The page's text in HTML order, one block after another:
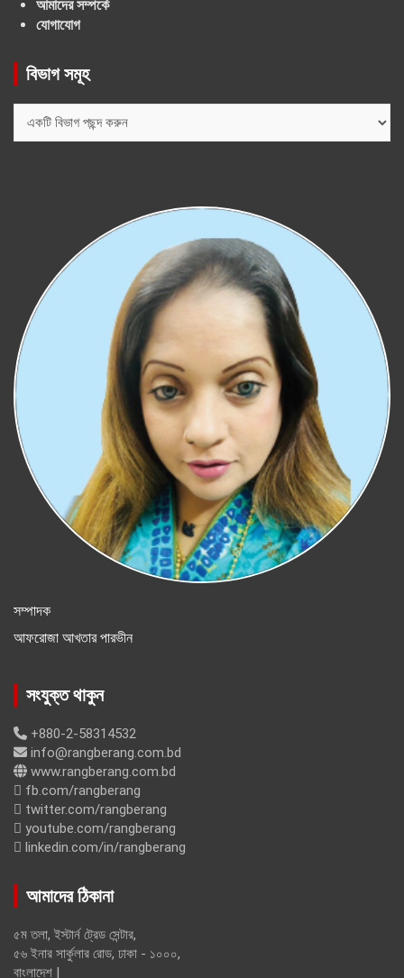
আমাদের সম্পর্কে
যোগাযোগ
বিভাগ সমূহ
সম্পাদক
আফরোজা আখতার পারভীন
সংযুক্ত থাকুন
+880-2-58314532
info@rangberang.com.bd
www.rangberang.com.bd
fb.com/rangberang
twitter.com/rangberang
youtube.com/rangberang
linkedin.com/in/rangberang
আমাদের ঠিকানা
৫ম তলা, ইস্টার্ন ট্রেড সেন্টার,
৫৬ ইনার সার্কুলার রোড, ঢাকা - ১০০০,
বাংলাদেশ |